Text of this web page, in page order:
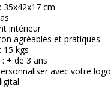
35x42x17 cm
intérieur
agréables et pratiques
15 kgs
+ de 3 ans
avec votre logo